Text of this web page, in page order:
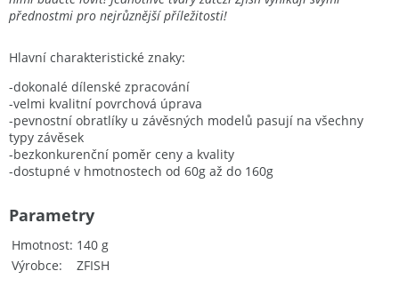
přednostmi pro nejrůznější příležitosti!
Hlavní charakteristické znaky:
-dokonalé dílenské zpracování
-velmi kvalitní povrchová úprava
-pevnostní obratlíky u závěsných modelů pasují na všechny
typy závěsek
-bezkonkurenční poměr ceny a kvality
-dostupné v hmotnostech od 60g až do 160g
Hmotnost 140 g
Výrobce
ZFISH
Parametry